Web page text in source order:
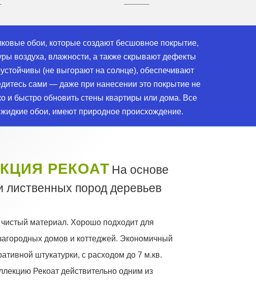
обои, которые создают бесшовное покрытие,
воздуха, влажности, а также скрывают дефекты
(не выгорают на солнце), обеспечивают
сами — даже при нанесении это покрытие не
и быстро обновить стены квартиры или дома. Все
обои, имеют природное происхождение.
РЕКОАТ На основе
лиственных пород деревьев
чистый материал. Хорошо подходит для
домов и коттеджей. Экономичный
штукатурки, с расходом до 7 м.кв.
Рекоат действительно одним из